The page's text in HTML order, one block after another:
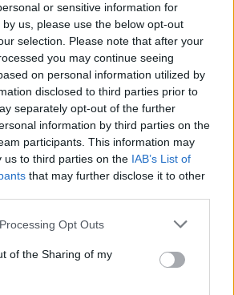
or sensitive information for
us, please use the below opt-out
selection. Please note that after your
you may continue seeing
on personal information utilized by
disclosed to third parties prior to
separately opt-out of the further
information by third parties on the
participants. This information may
us to third parties on the IAB’s List of
that may further disclose it to other
website/app uses one or more Google
or usage behaviour. You may click to
to Google and its third-party tags to
specified purposes in below Google
Opt Outs
of the Sharing of my
le tue segnalazioni,
video e le tue foto
WhatsApp al numero +39
356 7512
in tempo reale?
nel canale telegram di